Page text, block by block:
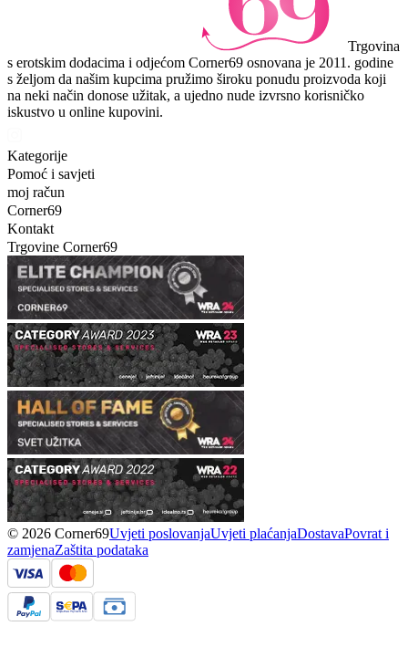
Trgovina
s erotskim dodacima i odjećom Corner69 osnovana je 2011. godine
s željom da našim kupcima pružimo široku ponudu proizvoda koji
na neki način donose užitak, a ujedno nude izvrsno korisničko
iskustvo u online kupovini.
Kategorije
Pomoć i savjeti
moj račun
Corner69
Kontakt
Trgovine Corner69
© 2026 Corner69Uvjeti poslovanjaUvjeti plaćanjaDostavaPovrat i
zamjenaZaštita podataka